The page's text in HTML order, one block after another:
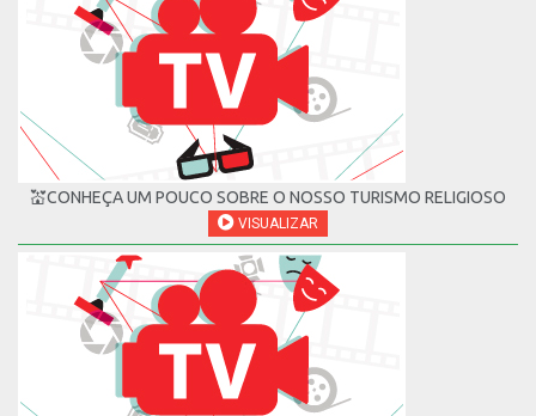
💒CONHEÇA UM POUCO SOBRE O NOSSO TURISMO RELIGIOSO
VISUALIZAR